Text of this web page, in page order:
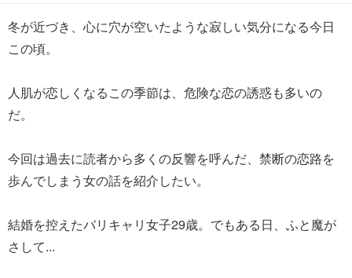
冬が近づき、心に穴が空いたような寂しい気分になる今日
この頃。
人肌が恋しくなるこの季節は、危険な恋の誘惑も多いの
だ。
今回は過去に読者から多くの反響を呼んだ、禁断の恋路を
歩んでしまう女の話を紹介したい。
結婚を控えたバリキャリ女子29歳。でもある日、ふと魔が
さして...